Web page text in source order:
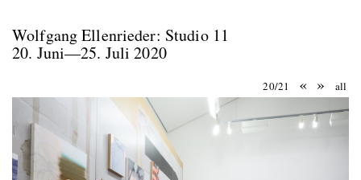
Wolfgang Ellenrieder: Studio 11
20. Juni—25. Juli 2020
20/21 « » all